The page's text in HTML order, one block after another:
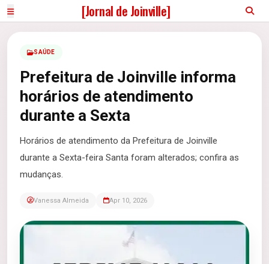
[Jornal de Joinville]
SAÚDE
Prefeitura de Joinville informa
horários de atendimento
durante a Sexta
Horários de atendimento da Prefeitura de Joinville
durante a Sexta-feira Santa foram alterados; confira as
mudanças.
Vanessa Almeida Apr 10, 2026